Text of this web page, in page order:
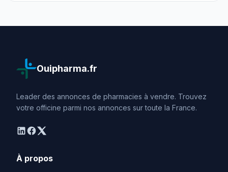
Ouipharma.fr
Leader des annonces de pharmacies à vendre. Trouvez
votre officine parmi nos annonces sur toute la France.
linkedin
facebook
twitter
À propos